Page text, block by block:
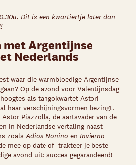
Dit is een kwartiertje later dan
Argentijnse
Nederlands
waar die warmbloedige Argentijnse
Op de avond voor Valentijnsdag
als tangokwartet Astori
haar verschijningsvormen bezingt.
Piazzolla, de aartsvader van de
in Nederlandse vertaling naast
zoals Adios Nonino en Invierno
mee op date of trakteer je beste
avond uit: succes gegarandeerd!